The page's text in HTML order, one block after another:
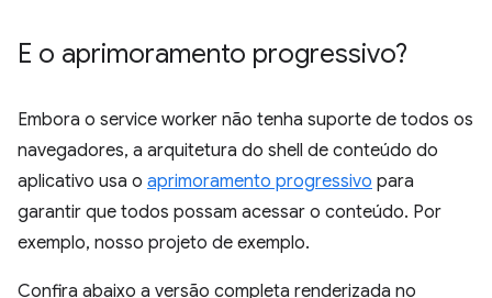
E o aprimoramento progressivo?
Embora o service worker não tenha suporte de todos os
navegadores, a arquitetura do shell de conteúdo do
aplicativo usa o aprimoramento progressivo para
garantir que todos possam acessar o conteúdo. Por
exemplo, nosso projeto de exemplo.
Confira abaixo a versão completa renderizada no